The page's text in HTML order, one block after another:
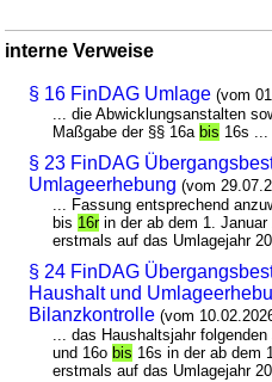
interne Verweise
§ 16 FinDAG Umlage (vom
... die Abwicklungsanstalten
Maßgabe der §§ 16a bis 16s ...
§ 23 FinDAG
Umlageerhebung (vom
... Fassung entsprechend
bis 16rin der ab dem 1. Januar
erstmals auf das Umlagejahr
§ 24 FinDAG
Haushalt und
Bilanzkontrolle (vom
... das Haushaltsjahr
und 16o bis 16s in der ab dem
erstmals auf das Umlagejahr